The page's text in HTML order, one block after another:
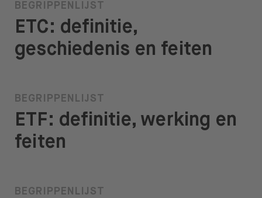
BEGRIPPENLIJST
ETC: definitie,
geschiedenis en feiten
BEGRIPPENLIJST
ETF: definitie, werking en
feiten
BEGRIPPENLIJST